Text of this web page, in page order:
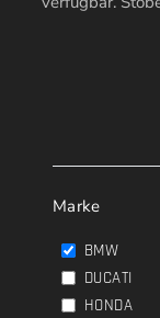
Marke
BMW
DUCATI
HONDA